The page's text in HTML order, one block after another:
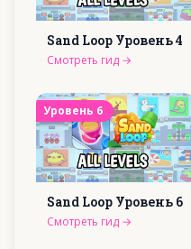
Sand Loop Уровень4
Смотреть гид →
Уровень 6
Sand Loop Уровень 6
Смотреть гид →